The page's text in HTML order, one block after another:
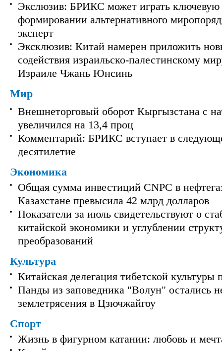
Экслюзив: БРИКС может играть ключевую
формировании альтернативного
эксперт
Эксклюзив: Китай намерен приложить
содействия израильско-палестинскому
Израиле Чжань Юнсинь
Мир
Внешнеторговый оборот Кыргызстана с
увеличился на 13,4 проц
Комментарий: БРИКС вступает в
десятилетие
Экономика
Общая сумма инвестиций CNPC в
Казахстане превысила 42 млрд долларов
Показатели за июль свидетельствуют о
китайской экономики и углублении
преобразований
Культура
Китайская делегация тибетской культуры
Панды из заповедника "Волун" остались
землетрясения в Цзючжайгоу
Спорт
Жизнь в фигурном катании: любовь и